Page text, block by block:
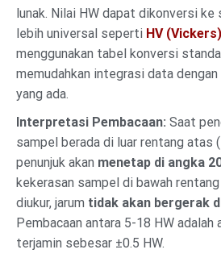
lunak. Nilai HW dapat dikonversi ke
lebih universal seperti HV (Vickers)
menggunakan tabel konversi
memudahkan integrasi data
yang ada.
Interpretasi Pembacaan: Saat
sampel berada di luar rentang atas
penunjuk akan menetap di angka
kekerasan sampel di bawah
diukur, jarum tidak akan bergerak
Pembacaan antara 5-18 HW adalah
terjamin sebesar ±0.5 HW.